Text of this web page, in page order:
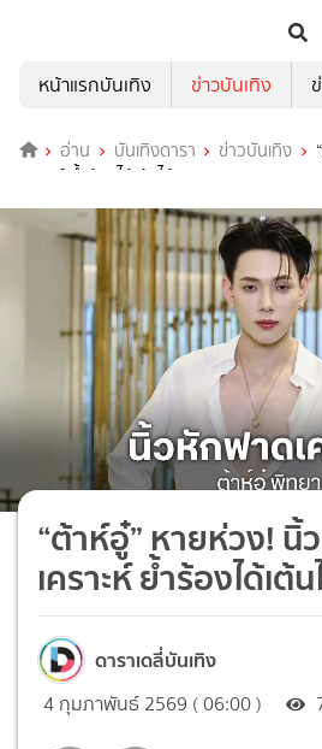
หน้าแรกบันเทิง
ข่าวบันเทิง
อ่าน บันเทิงดารา ข่าวบันเทิง
เคราะห์ ย้ำร้องได้เต้นได้
“ต้าห์อู๋” หายห่วง!
เคราะห์ ย้ำร้องได้เต้
ดาราเดลี่บันเทิง
4 กุมภาพันธ์ 2569 ( 06:00 )